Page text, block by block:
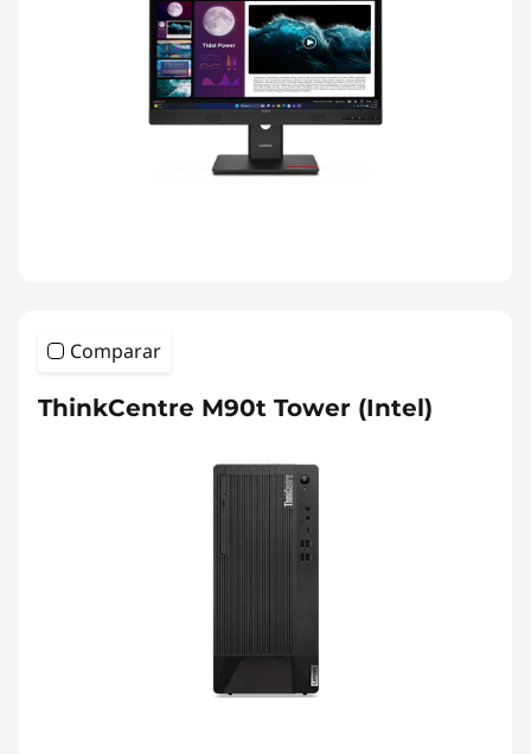
Comparar
ThinkCentre M90t Tower (Intel)